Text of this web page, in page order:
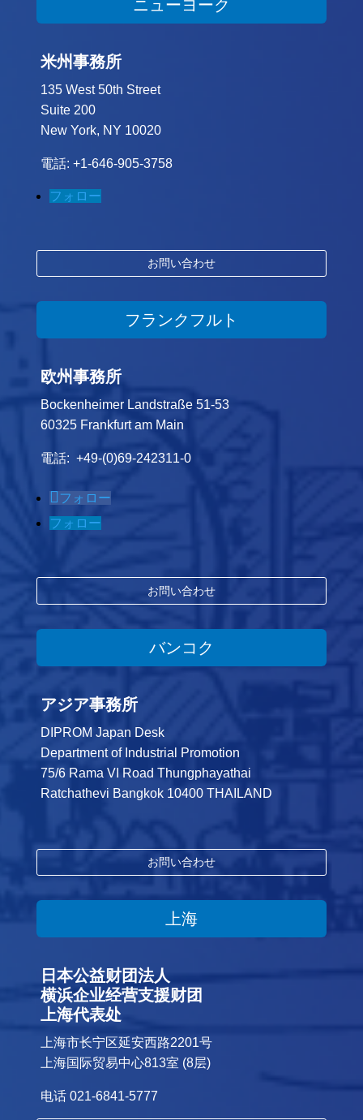
ニューヨーク
米州事務所
135 West 50th Street
Suite 200
New York, NY 10020
電話: +1-646-905-3758
フォロー
お問い合わせ
フランクフルト
欧州事務所
Bockenheimer Landstraße 51-53
60325 Frankfurt am Main
電話: +49-(0)69-242311-0
フォロー
フォロー
お問い合わせ
バンコク
アジア事務所
DIPROM Japan Desk
Department of Industrial Promotion
75/6 Rama VI Road Thungphayathai
Ratchathevi Bangkok 10400 THAILAND
お問い合わせ
上海
日本公益财团法人
横浜企业经营支援财团
上海代表处
上海市长宁区延安西路2201号
上海国际贸易中心813室 (8层)
电话 021-6841-5777